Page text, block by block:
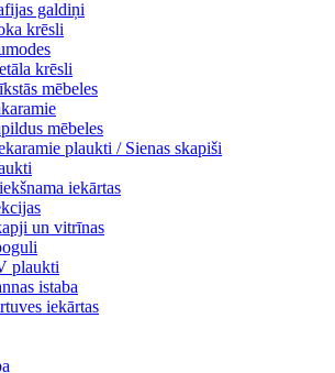
galdiņi
krēsli
krēsli
mēbeles
mēbeles
plaukti / Sienas skapiši
iekārtas
un vitrīnas
plaukti
istaba
iekārtas